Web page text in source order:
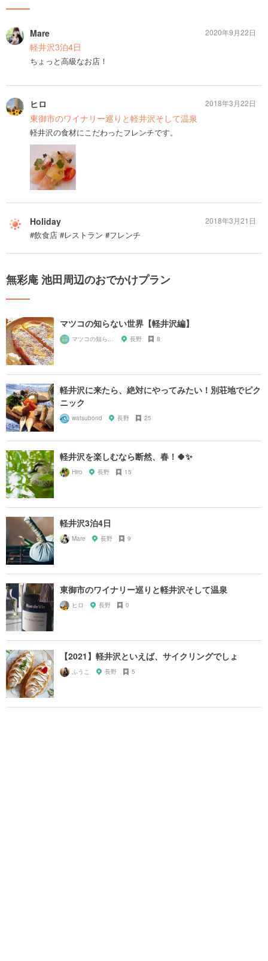
Mare
軽井沢3泊4日
ちょっと高級なお店！
2020年9月22日
ヒロ
東御市のワイナリー巡りと軽井沢そして温泉
軽井沢の食材にこだわったフレンチです。
2018年3月22日
Holiday
#飲食店 #レストラン #フレンチ
2018年3月21日
無彩庵 池田周辺のおでかけプラン
マツコの知らない世界【軽井沢編】
マツコの知らない世界マニア 長野 8
軽井沢に来たら、絶対にやってみたい！別荘地でピク
ニック
watsubond 長野 25
軽井沢を楽しむなら断然、春！🍀✨
Hiro 長野 15
軽井沢3泊4日
Mare 長野 9
東御市のワイナリー巡りと軽井沢そして温泉
ヒロ 長野 0
【2021】軽井沢といえば、サイクリングでしょ
ふうこ 長野 5